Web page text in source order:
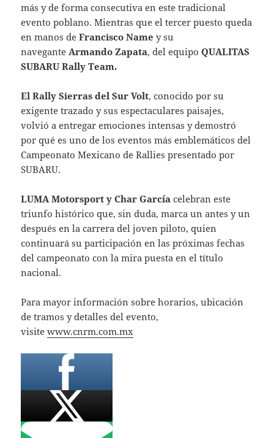
más y de forma consecutiva en este tradicional
evento poblano. Mientras que el tercer puesto queda
en manos deFrancisco Name y su
navegante Armando Zapata, del equipoQUALITAS
SUBARU Rally Team.
El Rally Sierras del Sur Volt, conocido por su
exigente trazado y sus espectaculares paisajes,
volvió a entregar emociones intensas y demostró
por qué es uno de los eventos más emblemáticos del
Campeonato Mexicano de Rallies presentado por
SUBARU.
LUMA Motorsport y Char García celebran este
triunfo histórico que, sin duda, marca un antes y un
después en la carrera del joven piloto, quien
continuará su participación en las próximas fechas
del campeonato con la mira puesta en el título
nacional.
Para mayor información sobre horarios, ubicación
de tramos y detalles del evento,
visitewww.cnrm.com.mx